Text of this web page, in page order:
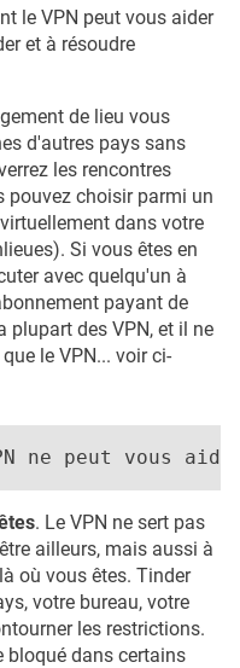
le VPN peut vous aider
et à résoudre
de lieu vous
d'autres pays sans
les rencontres
pouvez choisir parmi un
dans votre
Si vous êtes en
avec quelqu'un à
payant de
plupart des VPN, et il ne
le VPN... voir ci-
. Le VPN ne sert pas
ailleurs, mais aussi à
où vous êtes. Tinder
votre bureau, votre
les restrictions.
bloqué dans certains